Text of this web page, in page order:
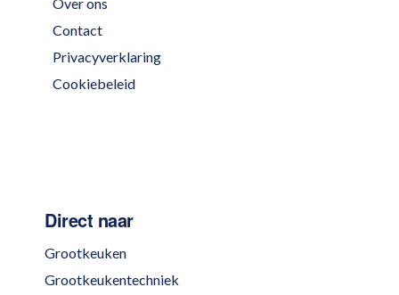
Contact
Privacyverklaring
Cookiebeleid
Direct naar
Grootkeuken
Grootkeukentechniek